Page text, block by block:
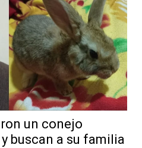
un conejo
buscan a su familia